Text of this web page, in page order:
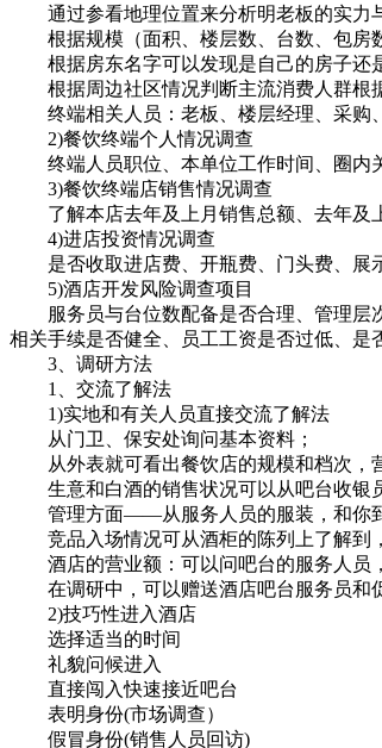
通过参看地理位置来分析明老板的实力
根据规模（面积、楼层数、台数、包房
根据房东名字可以发现是自己的房子还
根据周边社区情况判断主流消费人群根据
终端相关人员：老板、楼层经理、采购
2)餐饮终端个人情况调查
终端人员职位、本单位工作时间、圈内关
3)餐饮终端店销售情况调查
了解本店去年及上月销售总额、去年及
4)进店投资情况调查
是否收取进店费、开瓶费、门头费、展
5)酒店开发风险调查项目
服务员与台位数配备是否合理、管理层次
相关手续是否健全、员工工资是否过低、是
3、调研方法
1、交流了解法
1)实地和有关人员直接交流了解法
从门卫、保安处询问基本资料；
从外表就可看出餐饮店的规模和档次，
生意和白酒的销售状况可以从吧台收银
管理方面——从服务人员的服装，和你到
竞品入场情况可从酒柜的陈列上了解到，
酒店的营业额：可以问吧台的服务人员，
在调研中，可以赠送酒店吧台服务员和促
2)技巧性进入酒店
选择适当的时间
礼貌问候进入
直接闯入快速接近吧台
表明身份(市场调查）
假冒身份(销售人员回访)